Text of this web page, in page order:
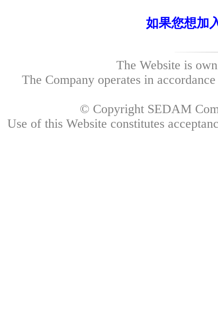
如果您想加
The Website is
The Company operates in
© Copyright SEDAM
Use of this Website constitutes